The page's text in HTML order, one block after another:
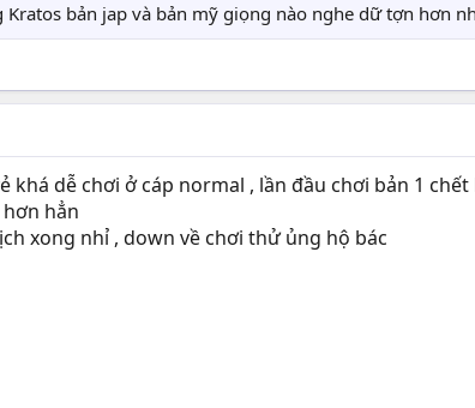
bản jap và bản mỹ giọng nào nghe dữ tợn hơn
khá dễ chơi ở cáp normal , lần đầu chơi bản 1
hơn hẳn
xong nhỉ , down về chơi thử ủng hộ bác